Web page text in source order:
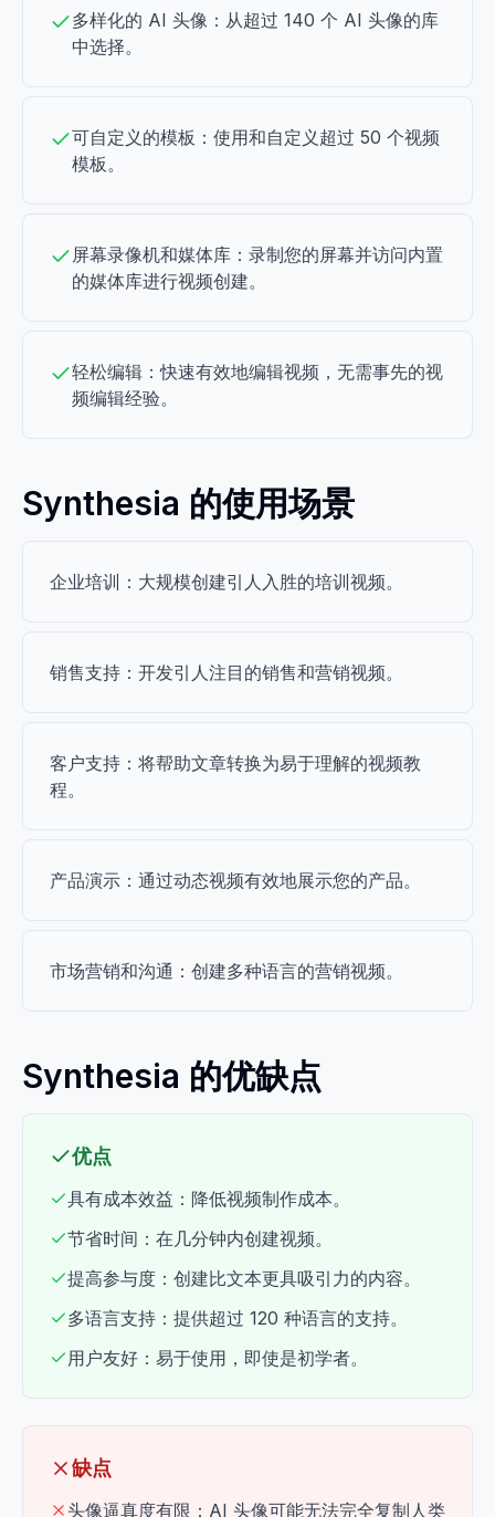
多样化的 AI 头像：从超过 140 个 AI 头像的库
中选择。
可自定义的模板：使用和自定义超过 50 个视频
模板。
屏幕录像机和媒体库：录制您的屏幕并访问内置
的媒体库进行视频创建。
轻松编辑：快速有效地编辑视频，无需事先的视
频编辑经验。
Synthesia 的使用场景
企业培训：大规模创建引人入胜的培训视频。
销售支持：开发引人注目的销售和营销视频。
客户支持：将帮助文章转换为易于理解的视频教
程。
产品演示：通过动态视频有效地展示您的产品。
市场营销和沟通：创建多种语言的营销视频。
Synthesia 的优缺点
优点
具有成本效益：降低视频制作成本。
节省时间：在几分钟内创建视频。
提高参与度：创建比文本更具吸引力的内容。
多语言支持：提供超过 120 种语言的支持。
用户友好：易于使用，即使是初学者。
缺点
头像逼真度有限：AI 头像可能无法完全复制人类